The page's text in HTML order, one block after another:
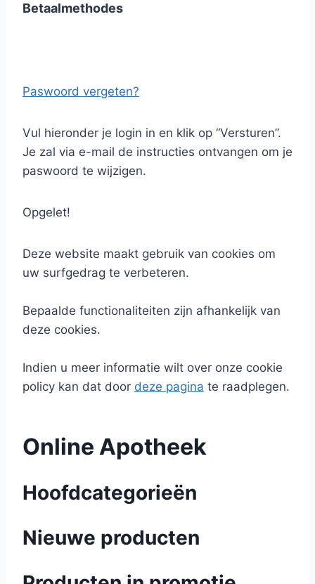
Betaalmethodes
Paswoord vergeten?
Vul hieronder je login in en klik op “Versturen”.
Je zal via e-mail de instructies ontvangen om je
paswoord te wijzigen.
Opgelet!
Deze website maakt gebruik van cookies om
uw surfgedrag te verbeteren.
Bepaalde functionaliteiten zijn afhankelijk van
deze cookies.
Indien u meer informatie wilt over onze cookie
policy kan dat door deze pagina te raadplegen.
Online Apotheek
Hoofdcategorieën
Nieuwe producten